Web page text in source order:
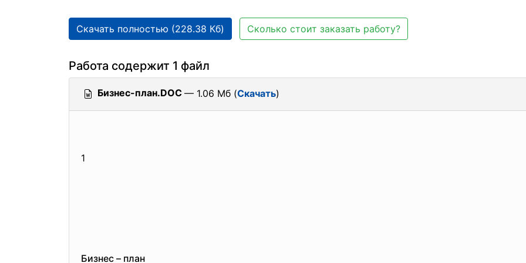
Скачать полностью (228.38 Кб) Сколько стоит заказать работу?
Работа содержит 1 файл
Бизнес-план.DOC — 1.06 Мб (Скачать)
1
Бизнес – план